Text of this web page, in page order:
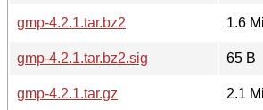
gmp-4.2.1.tar.bz2
1.6
gmp-4.2.1.tar.bz2.sig
65 B
gmp-4.2.1.tar.gz
2.1